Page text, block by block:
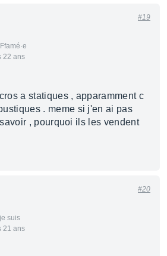
22 ans
#19
a statiques , apparamment c
. meme si j'en ai pas
, pourquoi ils les vendent
suis
21 ans
#20